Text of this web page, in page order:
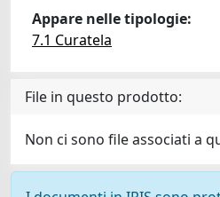
Appare nelle tipologie:
7.1 Curatela
File in questo prodotto:
Non ci sono file associati a